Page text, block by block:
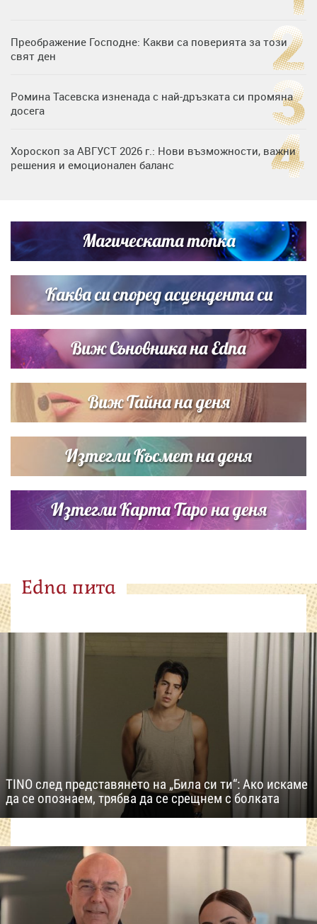
Преображение Господне: Какви са поверията за този
свят ден
Ромина Тасевска изненада с най-дръзката си промяна
досега
Хороскоп за АВГУСТ 2026 г.: Нови възможности, важни
решения и емоционален баланс
си деца на семейна морска приказка
Звездна ваканция в Майорка: Дженифър Анистън,
Кортни Кокс и Джим Къртис заедно на яхта
Магическата топка
Каква си според асцендента си
Виж Съновника на Edna
Виж Тайна на деня
Изтегли Късмет на деня
Изтегли Карта Таро на деня
Edna пита
TINO след представянето на „Била си ти“: Ако искаме
да се опознаем, трябва да се срещнем с болката